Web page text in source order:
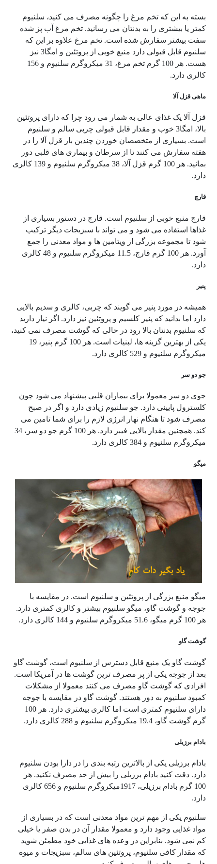
بسته به این که تخم مرغ را چگونه مصرف می کنید، سلنیوم
کمتر یا بیشتری را به بدنتان می رسانید. تخم مرغ آب پز شده
سفت بیشتر سفارش شده است. تخم مرغ علاوه بر این که
سلنیوم قابل قبولی دارد منبع خوبی از پروتئین و امگا3 نیز
هست. هر 100 گرم تخم مرغ، 31 میکروگرم سلنیوم و 156
کالری دارد.
ماهی قزل آلا
قزل آلا یک غذای عالی به شمار می رود چرا که دارای پروتئین
بالا، امگا3 خوب و مقدار قابل قبولی چربی سالم و سلنیوم
است. بسیاری از متخصصان خوردن چندین بار قزل آلا را در
هفته سفارش می کنند تا از سرطان و بیماری های قلبی دور
بمانید. هر 100 گرم قزل آلا، 38 میکروگرم سلنیوم و 139 کالری
دارد.
قارچ
قارچ منبع خوبی از سلنیوم است. قارچ در دستور بسیاری از
غذاها استفاده می شود و می تواند با سبزیجات دیگر ترکیب
شود تا مجموعه بزرگی از ویتامین ها و مواد معدنی را جمع
آورد. هر 100 گرم قارچ، 11.5 میکروگرم سلنیوم و 48 کالری
دارد.
پنیر
همیشه در مورد پنیر می گویند که چربی، کالری و سدیم بالایی
دارد اما بدانید که پنیر کلسیم و پروتئین نیز دارد. اگر نیاز دارید
که سلنیوم بدنتان بالا رود در حالی که گوشت مصرف نمی کنید،
یکی از بهترین گزینه ها، لبنیات است. هر 100 گرم پنیر، 19
میکروگرم سلنیوم و 529 کالری دارد.
جو دو سر
جوی دو سر معمولا برای بیماران قلبی پیشنهاد می شود چون
کلسترول پایینی دارد. جو سلنیوم زیادی دارد و اگر در صبح
مصرف شود تا هنگام نهار انرژی لازم را برای شما تامین می
کند. همچنین مقدار بالایی فیبر دارد. هر 100 گرم جو دو سر، 34
میکروگرم سلنیوم و 384 کالری دارد.
میگو
میگو منبع بزرگی از پروتئین و سلنیوم است. در مقایسه با
جوجه و گوشت گاو، میگو سلنیوم بیشتر و کالری کمتری دارد.
هر 100 گرم میگو، 51.6 میکروگرم سلنیوم و 144 کالری دارد.
گوشت گاو
گوشت گاو یک منبع قابل دسترس از سلنیوم است، گوشت گاو
بعد از جوجه یکی از پر مصرف ترین گوشت ها در آمریکا است.
افرادی که گوشت گاو مصرف می کنند معمولا از مشکلات
کمبود سلنیوم به دور هستند. گوشت گاو در مقایسه با جوجه
دارای سلنیوم کمتری است اما کالری بیشتری دارد. هر 100
گرم گوشت گاو، 19.4 میکروگرم سلنیوم و 288 کالری دارد.
بادام برزیلی
بادام برزیلی یکی از بالاترین رتبه بندی را در دارا بودن سلنیوم
دارد. دقت کنید بادام برزیلی را بیش از حد مصرف نکنید. هر
100 گرم بادام برزیلی، 1917میکروگرم سلنیوم و 656 کالری
دارد.
سلنیوم یکی از مهم ترین مواد معدنی است که در بسیاری از
مواد غذایی وجود دارد و معمولا مقدار آن در بدن صفر یا خیلی
کم نمی شود. بنابراین در وعده های غذایی خود مطمئن شوید
که مقدار کافی سلنیوم، پروتئین های سالم، سبزیجات و میوه